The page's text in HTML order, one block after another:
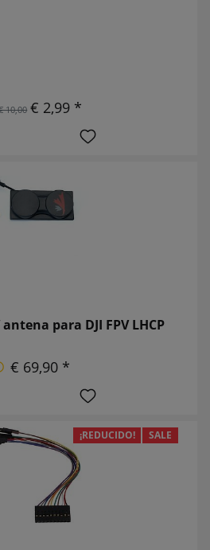
10,00 € 2,99 *
para DJI FPV LHCP
€ 69,90 *
¡REDUCIDO! SALE